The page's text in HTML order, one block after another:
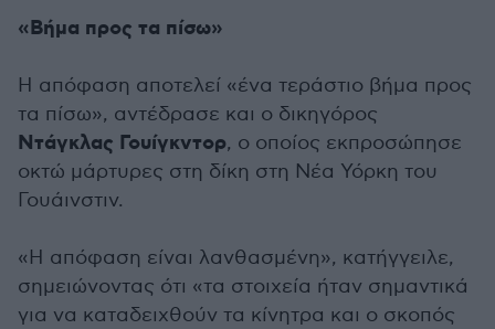
«Βήμα προς τα πίσω»
Η απόφαση αποτελεί «ένα τεράστιο βήμα προς
τα πίσω», αντέδρασε και ο δικηγόρος
Ντάγκλας Γουίγκντορ, ο οποίος εκπροσώπησε
οκτώ μάρτυρες στη δίκη στη Νέα Υόρκη του
Γουάινστιν.
«Η απόφαση είναι λανθασμένη», κατήγγειλε,
σημειώνοντας ότι «τα στοιχεία ήταν σημαντικά
για να καταδειχθούν τα κίνητρα και ο σκοπός